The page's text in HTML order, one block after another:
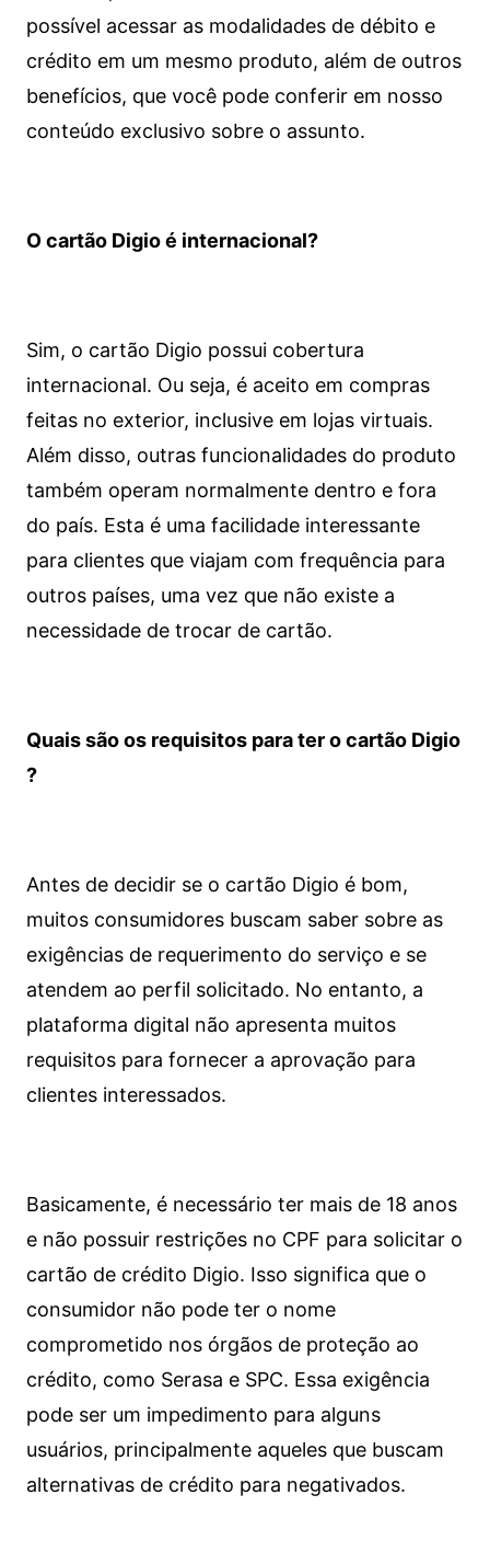
possível acessar as modalidades de débito e
crédito em um mesmo produto, além de outros
benefícios, que você pode conferir em nosso
conteúdo exclusivo sobre o assunto.
O cartão Digio é internacional?
Sim, o cartão Digio possui cobertura
internacional. Ou seja, é aceito em compras
feitas no exterior, inclusive em lojas virtuais.
Além disso, outras funcionalidades do produto
também operam normalmente dentro e fora
do país. Esta é uma facilidade interessante
para clientes que viajam com frequência para
outros países, uma vez que não existe a
necessidade de trocar de cartão.
Quais são os requisitos para ter o cartão Digio
?
Antes de decidir se o cartão Digio é bom,
muitos consumidores buscam saber sobre as
exigências de requerimento do serviço e se
atendem ao perfil solicitado. No entanto, a
plataforma digital não apresenta muitos
requisitos para fornecer a aprovação para
clientes interessados.
Basicamente, é necessário ter mais de 18 anos
e não possuir restrições no CPF para solicitar o
cartão de crédito Digio. Isso significa que o
consumidor não pode ter o nome
comprometido nos órgãos de proteção ao
crédito, como Serasa e SPC. Essa exigência
pode ser um impedimento para alguns
usuários, principalmente aqueles que buscam
alternativas de crédito para negativados.